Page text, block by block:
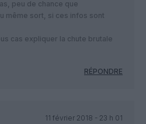
peu de chance que
même sort, si ces infos sont
cas expliquer la chute brutale
RÉPONDRE
11 février 2018 - 23 h 01